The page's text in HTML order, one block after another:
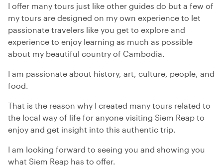
I offer many tours just like other guides do but a few of
my tours are designed on my own experience to let
passionate travelers like you get to explore and
experience to enjoy learning as much as possible
about my beautiful country of Cambodia.
I am passionate about history, art, culture, people, and
food.
That is the reason why I created many tours related to
the local way of life for anyone visiting Siem Reap to
enjoy and get insight into this authentic trip.
I am looking forward to seeing you and showing you
what Siem Reap has to offer.